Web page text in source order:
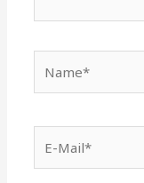
Mail*